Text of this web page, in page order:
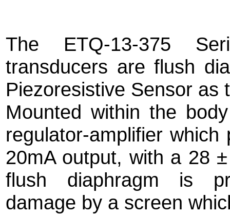
The ETQ-13-375
transducers are flush
Piezoresistive Sensor as
Mounted within the
regulator-amplifier
20mA output, with a 28
flush diaphragm is
damage by a screen